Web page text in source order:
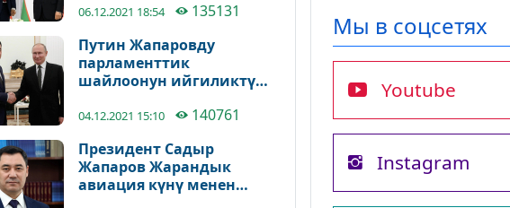
06.12.2021 18:54
135131
Путин Жапаровду
парламенттик
шайлоонун ийгиликтүү
04.12.2021 15:10
140761
Президент Садыр
Жапаров Жарандык
авиация күнү менен
Мы в соцсетях
Youtube
Instagram